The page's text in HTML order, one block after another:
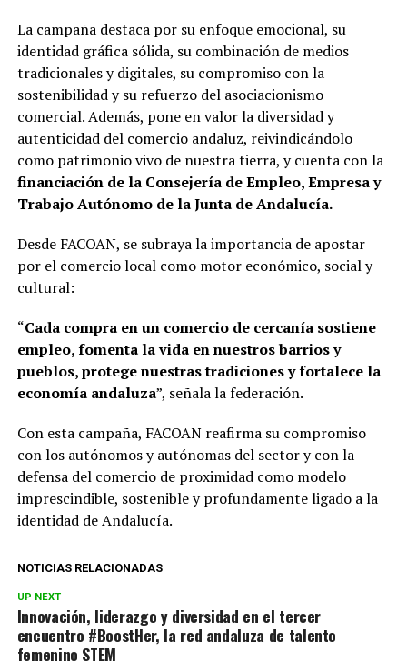
La campaña destaca por su enfoque emocional, su
identidad gráfica sólida, su combinación de medios
tradicionales y digitales, su compromiso con la
sostenibilidad y su refuerzo del asociacionismo
comercial. Además, pone en valor la diversidad y
autenticidad del comercio andaluz, reivindicándolo
como patrimonio vivo de nuestra tierra, y cuenta con la
financiación de la Consejería de Empleo, Empresa y
Trabajo Autónomo de la Junta de Andalucía.
Desde FACOAN, se subraya la importancia de apostar
por el comercio local como motor económico, social y
cultural:
“Cada compra en un comercio de cercanía sostiene
empleo, fomenta la vida en nuestrosbarriosy
pueblos,protegenuestrastradicionesyfortalece la
economía andaluza”, señala la federación.
Con esta campaña, FACOAN reafirma su compromiso
con los autónomos y autónomas del sector y con la
defensa del comercio de proximidad como modelo
imprescindible, sostenible y profundamente ligado a la
identidad de Andalucía.
NOTICIAS RELACIONADAS
UP NEXT
Innovación, liderazgo y diversidad en el tercer
encuentro #BoostHer, la red andaluza de talento
femenino STEM